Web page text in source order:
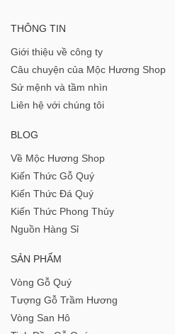
THÔNG TIN
Giới thiệu về công ty
Câu chuyện của Mộc Hương Shop
Sứ mệnh và tầm nhìn
Liên hệ với chúng tôi
BLOG
Về Mộc Hương Shop
Kiến Thức Gỗ Quý
Kiến Thức Đá Quý
Kiến Thức Phong Thủy
Nguồn Hàng Sỉ
SẢN PHẨM
Vòng Gỗ Quý
Tượng Gỗ Trầm Hương
Vòng San Hô